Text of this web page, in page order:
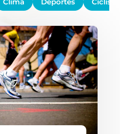
Clima Deportes